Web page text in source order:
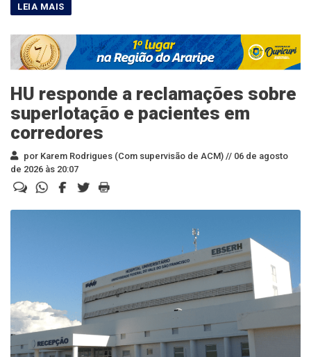
HU responde a reclamações sobre
superlotação e pacientes em
corredores
por Karem Rodrigues (Com supervisão de ACM) // 06 de agosto
de 2026 às 20:07